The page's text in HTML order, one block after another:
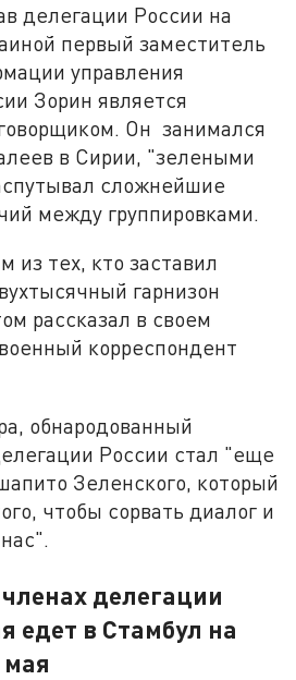
делегации России на
первый заместитель
управления
Зорин является
Он занимался
в Сирии, "зелеными
сложнейшие
между группировками.
из тех, кто заставил
гарнизон
рассказал в своем
корреспондент
обнародованный
России стал "еще
Зеленского, который
чтобы сорвать диалог и
делегации
едет в Стамбул на
мая